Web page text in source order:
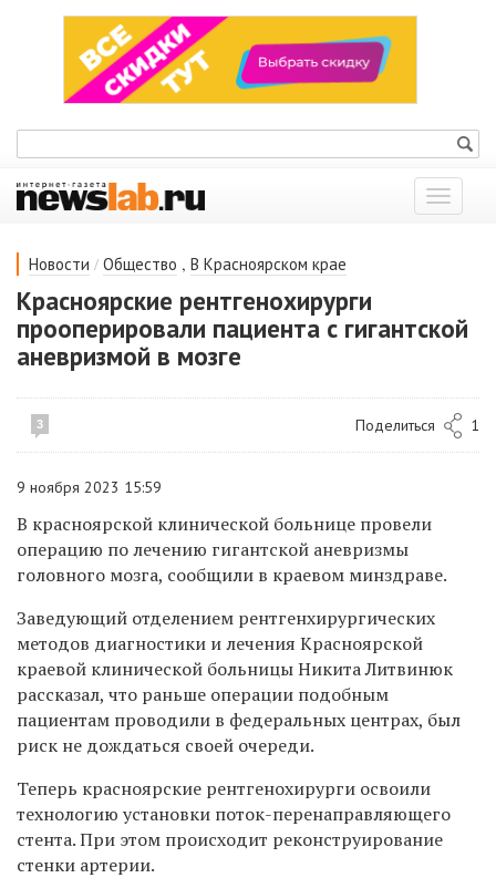
Показать
меню
Новости / Общество , В Красноярском крае
Красноярские рентгенохирурги
прооперировали пациента с гигантской
аневризмой в мозге
3 Поделиться 1
9 ноября 2023 15:59
В красноярской клинической больнице провели
операцию по лечению гигантской аневризмы
головного мозга, сообщили в краевом минздраве.
Заведующий отделением рентгенхирургических
методов диагностики и лечения Красноярской
краевой клинической больницы Никита Литвинюк
рассказал, что раньше операции подобным
пациентам проводили в федеральных центрах, был
риск не дождаться своей очереди.
Теперь красноярские рентгенохирурги освоили
технологию установки поток-перенаправляющего
стента. При этом происходит реконструирование
стенки артерии.